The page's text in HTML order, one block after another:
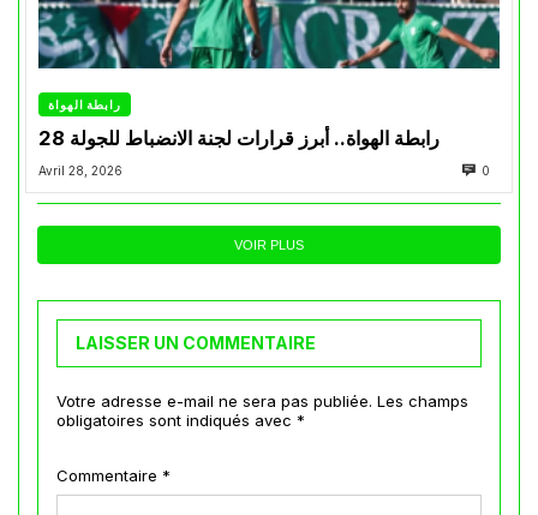
رابطة الهواة
رابطة الهواة.. أبرز قرارات لجنة الانضباط للجولة 28
Avril 28, 2026 0
VOIR PLUS
LAISSER UN COMMENTAIRE
Votre adresse e-mail ne sera pas publiée. Les champs
obligatoires sont indiqués avec *
Commentaire *